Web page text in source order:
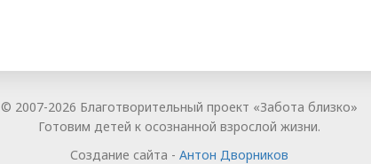
© 2007-2026 Благотворительный проект «Забота близко»
Готовим детей к осознанной взрослой жизни.
Создание сайта - Антон Дворников